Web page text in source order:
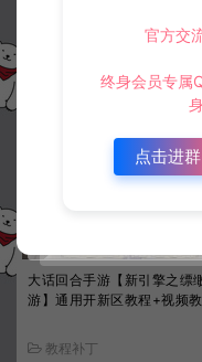
冷雨泽ღ
大话回合手游【新引擎之缥
游】通用开新区教程+视频
教程补丁
官方交
终身会员专属
点击进群